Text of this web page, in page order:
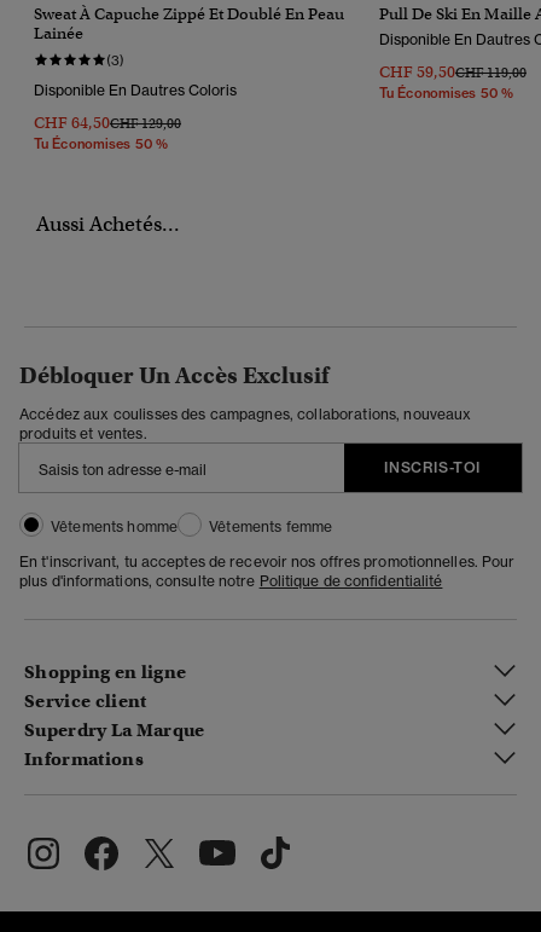
Sweat À Capuche Zippé Et Doublé En Peau
Lainée
(3)
Disponible En Dautres Coloris
CHF 64,50Prix Réduit De
CHF 129,00À
Tu Économises 50 %
Pull De Ski En Maille
Disponible En Dautres
CHF 59,50Prix Réduit De
CHF 119,00À
Tu Économises 50 %
Aussi Achetés...
Débloquer Un Accès Exclusif
Accédez aux coulisses des campagnes, collaborations, nouveaux
produits et ventes.
INSCRIS-TOI
Vêtements homme
Vêtements femme
En t'inscrivant, tu acceptes de recevoir nos offres promotionnelles. Pour
plus d'informations, consulte notre Politique de confidentialité
Shopping en ligne
Service client
Superdry La Marque
Informations